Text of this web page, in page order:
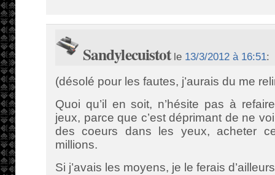
Sandylecuistotle 13/3/2012 à 16:51:
(désolé pour les fautes, j’aurais du me
Quoi qu’il en soit, n’hésite pas à
jeux, parce que c’est déprimant de ne
des coeurs dans les yeux, acheter
millions.
Si j’avais les moyens, je le ferais